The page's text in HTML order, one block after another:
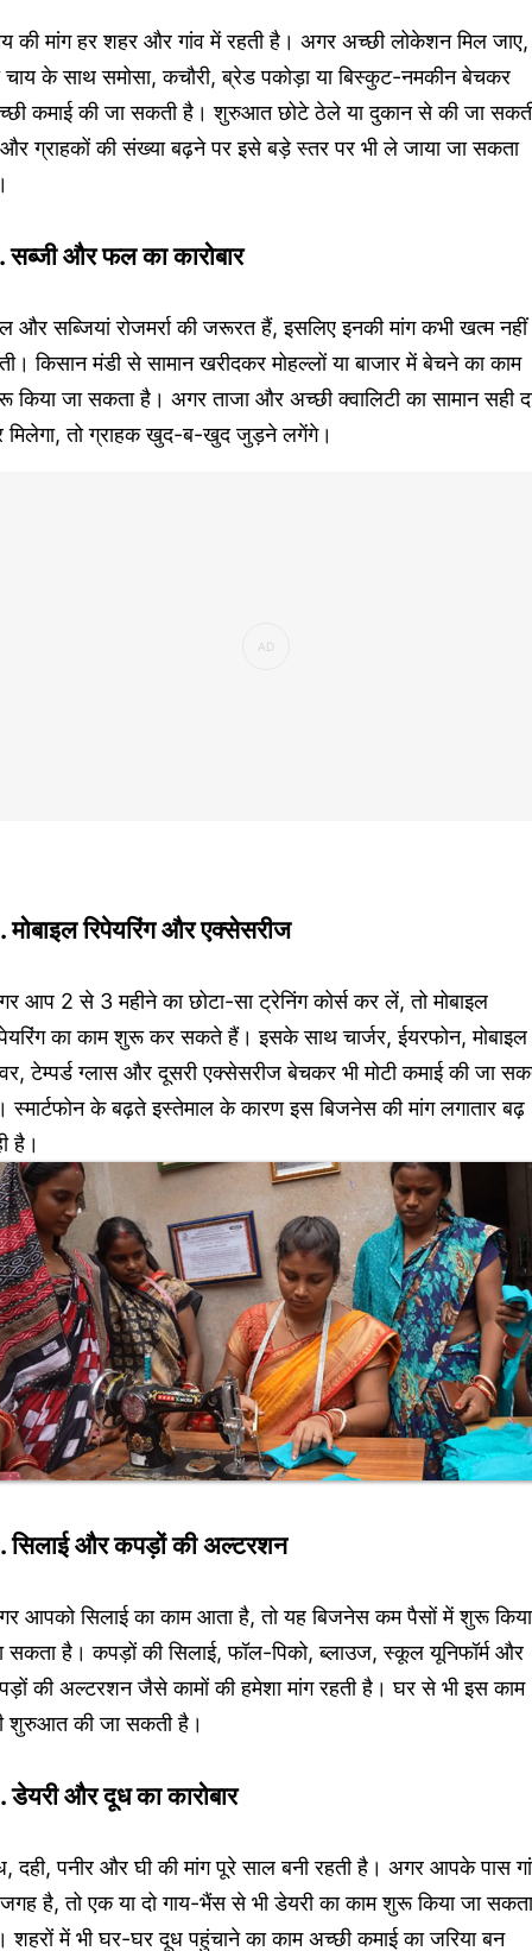
की मांग हर शहर और गांव में रहती है। अगर अच्छी लोकेशन मिल जाए,
चाय के साथ समोसा, कचौरी, ब्रेड पकोड़ा या बिस्कुट-नमकीन बेचकर
कमाई की जा सकती है। शुरुआत छोटे ठेले या दुकान से की जा
ग्राहकों की संख्या बढ़ने पर इसे बड़े स्तर पर भी ले जाया जा सकता
सब्जी और फल का कारोबार
और सब्जियां रोजमर्रा की जरूरत हैं, इसलिए इनकी मांग कभी खत्म नहीं
किसान मंडी से सामान खरीदकर मोहल्लों या बाजार में बेचने का काम
किया जा सकता है। अगर ताजा और अच्छी क्वालिटी का सामान सही
मिलेगा, तो ग्राहक खुद-ब-खुद जुड़ने लगेंगे।
मोबाइल रिपेयरिंग और एक्सेसरीज
आप 2 से 3 महीने का छोटा-सा ट्रेनिंग कोर्स कर लें, तो मोबाइल
का काम शुरू कर सकते हैं। इसके साथ चार्जर, ईयरफोन, मोबाइल
टेम्पर्ड ग्लास और दूसरी एक्सेसरीज बेचकर भी मोटी कमाई की जा
स्मार्टफोन के बढ़ते इस्तेमाल के कारण इस बिजनेस की मांग लगातार बढ़
है।
सिलाई और कपड़ों की अल्टरशन
आपको सिलाई का काम आता है, तो यह बिजनेस कम पैसों में शुरू किया
सकता है। कपड़ों की सिलाई, फॉल-पिको, ब्लाउज, स्कूल यूनिफॉर्म और
की अल्टरशन जैसे कामों की हमेशा मांग रहती है। घर से भी इस काम
शुरुआत की जा सकती है।
डेयरी और दूध का कारोबार
दही, पनीर और घी की मांग पूरे साल बनी रहती है। अगर आपके पास
है, तो एक या दो गाय-भैंस से भी डेयरी का काम शुरू किया जा
शहरों में भी घर-घर दूध पहुंचाने का काम अच्छी कमाई का जरिया बन